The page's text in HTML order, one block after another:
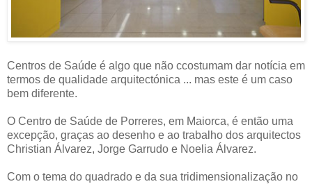
Centros de Saúde é algo que não ccostumam dar notícia em
termos de qualidade arquitectónica ... mas este é um caso
bem diferente.
O Centro de Saúde de Porreres, em Maiorca, é então uma
excepção, graças ao desenho e ao trabalho dos arquitectos
Christian Álvarez, Jorge Garrudo e Noelia Álvarez.
Com o tema do quadrado e da sua tridimensionalização no